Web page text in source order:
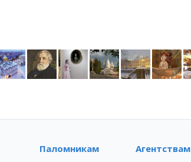
Паломникам Агентствам